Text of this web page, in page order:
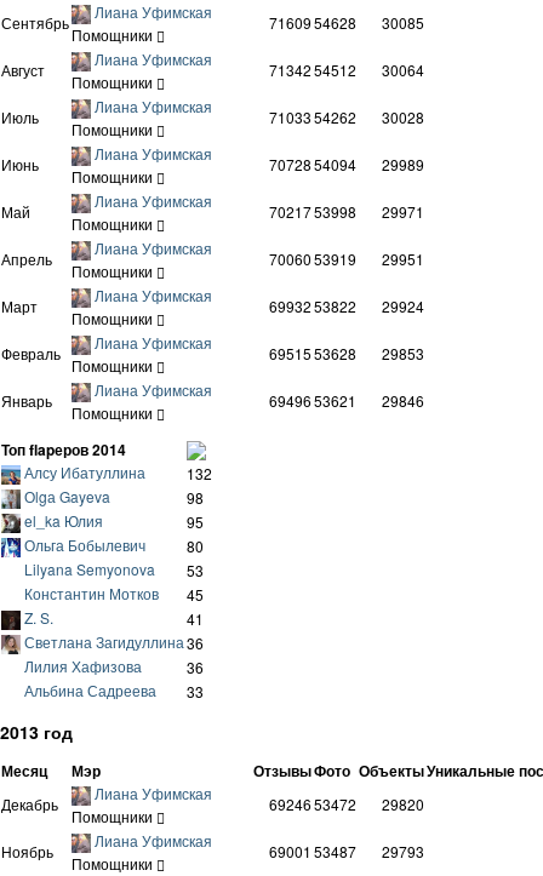
Сентябрь
Лиана Уфимская
Помощники
7160954628 30085
Август
Лиана Уфимская
Помощники
7134254512 30064
Июль
Лиана Уфимская
Помощники
7103354262 30028
Июнь
Лиана Уфимская
Помощники
7072854094 29989
Май
Лиана Уфимская
Помощники
7021753998 29971
Апрель
Лиана Уфимская
Помощники
7006053919 29951
Март
Лиана Уфимская
Помощники
6993253822 29924
Февраль
Лиана Уфимская
Помощники
6951553628 29853
Январь
Лиана Уфимская
Помощники
6949653621 29846
Топ flapеров 2014
Алсу Ибатуллина
132
Оlgа Gayeva
98
el_ka Юлия
95
Ольга Бобылевич
80
Lilyana Semyonova
53
Константин Мотков
45
Z. S.
41
Светлана Загидуллина36
Лилия Хафизова
36
Альбина Садреева
33
2013 год
Месяц Мэр ОтзывыФото ОбъектыУникальные
Декабрь
Лиана Уфимская
Помощники
6924653472 29820
Ноябрь
Лиана Уфимская
Помощники
69001 53487 29793